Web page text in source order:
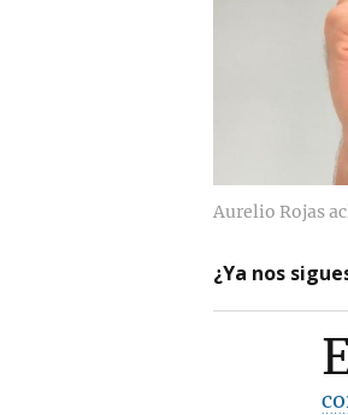
Aurelio Rojas
¿Ya nos